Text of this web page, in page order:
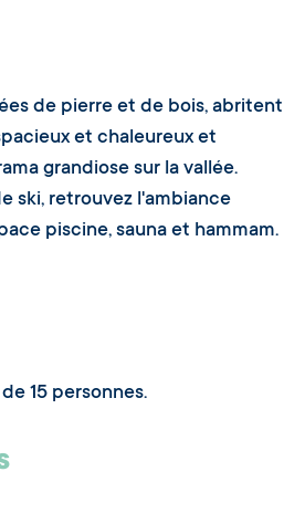
de pierre et de bois, abritent
et chaleureux et
grandiose sur la vallée.
ski, retrouvez l'ambiance
piscine, sauna et hammam.
15 personnes.